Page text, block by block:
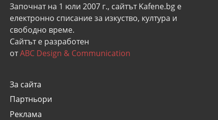
Започнат на 1 юли 2007 г., сайтът Kafene.bg e
eлектронно списание за изкуство, култура и
свободно време.
Сайтът е разработен
отABC Design & Communication
За сайта
Партньори
Реклама